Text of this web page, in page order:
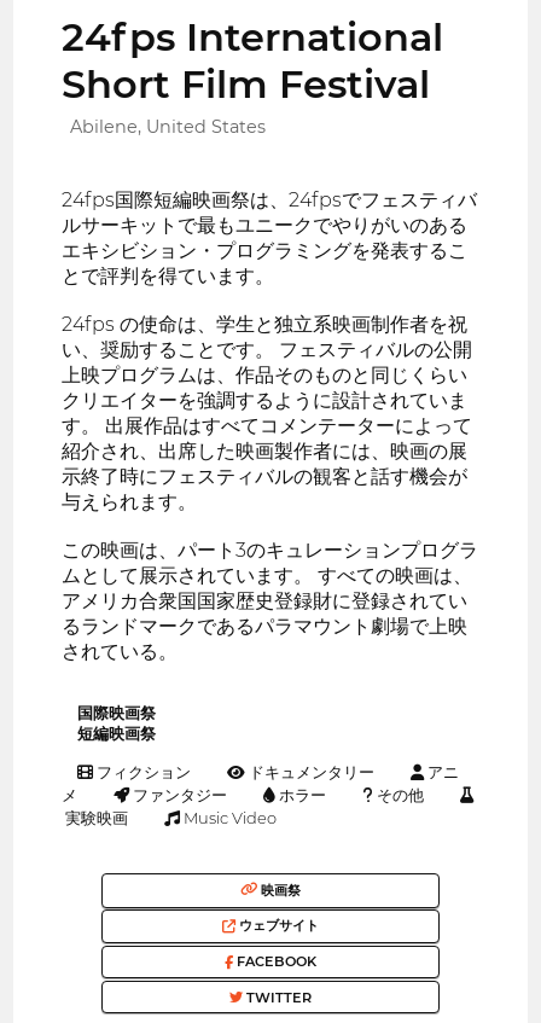
24fps International
Short Film Festival
Abilene, United States
24fps国際短編映画祭は、24fpsでフェスティバ
ルサーキットで最もユニークでやりがいのある
エキシビション・プログラミングを発表するこ
とで評判を得ています。
24fps の使命は、学生と独立系映画制作者を祝
い、奨励することです。 フェスティバルの公開
上映プログラムは、作品そのものと同じくらい
クリエイターを強調するように設計されていま
す。 出展作品はすべてコメンテーターによって
紹介され、出席した映画製作者には、映画の展
示終了時にフェスティバルの観客と話す機会が
与えられます。
この映画は、パート3のキュレーションプログラ
ムとして展示されています。 すべての映画は、
アメリカ合衆国国家歴史登録財に登録されてい
るランドマークであるパラマウント劇場で上映
されている。
国際映画祭
短編映画祭
フィクション ドキュメンタリー
アニ
メ
ファンタジー ホラー
その他
実験映画
Music Video
映画祭
ウェブサイト
FACEBOOK
TWITTER